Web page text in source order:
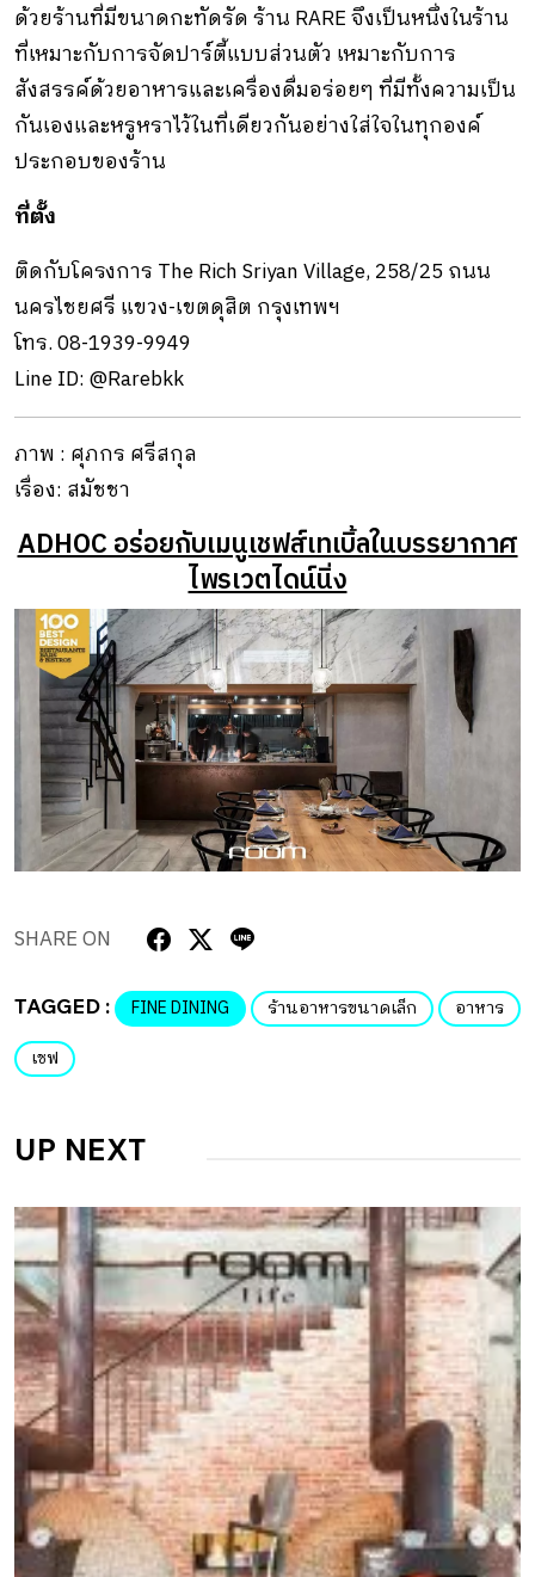
ด้วยร้านที่มีขนาดกะทัดรัด ร้าน RARE จึงเป็นหนึ่งในร้าน
ที่เหมาะกับการจัดปาร์ตี้แบบส่วนตัว เหมาะกับการ
สังสรรค์ด้วยอาหารและเครื่องดื่มอร่อยๆ ที่มีทั้งความเป็น
กันเองและหรูหราไว้ในที่เดียวกันอย่างใส่ใจในทุกองค์
ประกอบของร้าน
ที่ตั้ง
ติดกับโครงการ The Rich Sriyan Village, 258/25 ถนน
นครไชยศรี แขวง-เขตดุสิต กรุงเทพฯ
โทร. 08-1939-9949
Line ID: @Rarebkk
ภาพ : ศุภกร ศรีสกุล
เรื่อง: สมัชชา
ADHOC อร่อยกับเมนูเชฟส์เทเบิ้ลในบรรยากาศ
ไพรเวตไดน์นิ่ง
SHARE ON
TAGGED : FINE DINING ร้านอาหารขนาดเล็ก
อาหาร
เชฟ
UP NEXT